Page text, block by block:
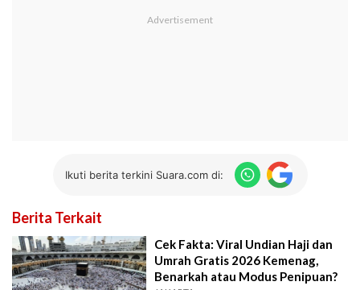
Ikuti berita terkini Suara.com di:
Berita Terkait
Cek Fakta: Viral Undian Haji dan
Umrah Gratis 2026 Kemenag,
Benarkah atau Modus Penipuan?